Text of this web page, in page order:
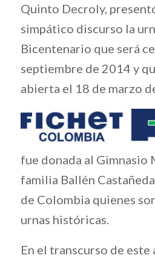
Quinto Decroly,
simpático discurso la
Bicentenario que será
septiembre de 2014 y
abierta el 18 de marzo
fue donada al Gimnasio
familia Ballén
de Colombia quienes
urnas históricas.
En el transcurso de este